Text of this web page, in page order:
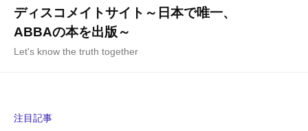
ディスコメイトサイト～日本で唯一、
ABBAの本を出版～
Let's know the truth together
注目記事